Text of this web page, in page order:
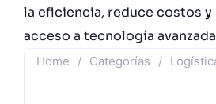
la eficiencia, reduce costos
acceso a tecnología
Home / Categorías /